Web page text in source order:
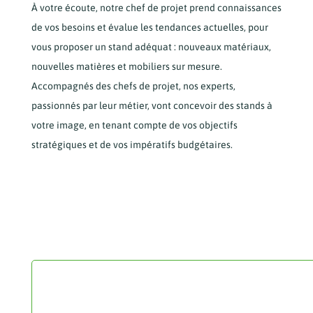
À votre écoute, notre chef de projet prend connaissances
de vos besoins et évalue les tendances actuelles, pour
vous proposer un stand adéquat : nouveaux matériaux,
nouvelles matières et mobiliers sur mesure.
Accompagnés des chefs de projet, nos experts,
passionnés par leur métier, vont concevoir des stands à
votre image, en tenant compte de vos objectifs
stratégiques et de vos impératifs budgétaires.